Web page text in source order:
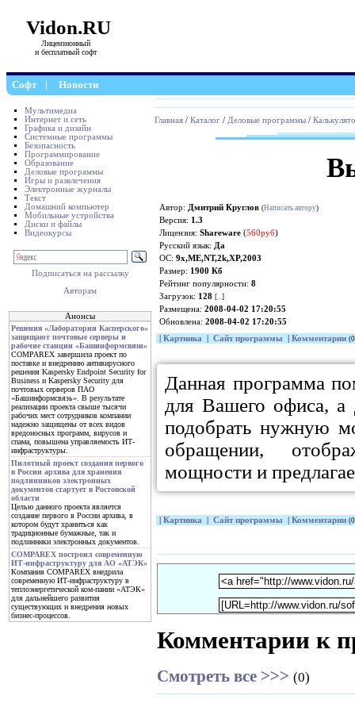
Vidon.RU
Лицензионный
и бесплатный софт
Софт | Новости
Мультимедиа
Интернет и сеть
Графика и дизайн
Системные программы
Безопасность
Программирование
Образование
Деловые программы
Игры и развлечения
Электронные журналы
Текст
Домашний компьютер
Мобильные устройства
Диски и файлы
Видеокурсы
Подписаться на рассылку
Авторам
Анонсы
Решения «Лаборатории Касперского»
защищают почтовые серверы и
рабочие станции «Башинформсвязи»
COMPAREX завершила проект по
поставке и внедрению антивирусного
решения Kaspersky Endpoint Security for
Business и Kaspersky Security для
почтовых серверов ПАО
«Башинформсвязь». В результате
реализации проекта свыше тысячи
рабочих мест сотрудников компании
надежно защищены от всех видов
вредоносных программ, вирусов и
спама, повышена управляемость ИТ-
инфраструктуры.
Пилотный проект создания первого
в России архива для хранения
подлинников электронных
документов стартует в Ростовской
области
Целью данного проекта является
создание первого в России архива, в
котором будут храниться как
традиционные бумажные, так и
подлинники электронных документов.
COMPAREX построил современную
ИТ-инфраструктуру для АО «АТЭК»
Компания COMPAREX внедрила
современную ИТ-инфраструктуру в
теплоэнергетической ком-пании «АТЭК»
для дальнейшего развития
существующих и внедрения новых
бизнес-процессов.
Главная / Каталог / Деловые программы /
Автор: Дмитрий Круглов (Написать автору)
Версия: 1.3
Лицензия: Shareware (560руб)
Русский язык: Да
ОС: 9x,ME,NT,2k,XP,2003
Размер: 1900 Кб
Рейтинг популярности: 8
Загрузок: 128 [...]
Размещена: 2008-04-02 17:20:55
Обновлена: 2008-04-02 17:20:55
Картинка Сайт программы Комментарии
Данная программа
для Вашего офиса, а
подобрать нужную
обращении,
мощности и
Картинка Сайт программы Комментарии
Комментарии к
Смотреть все >>> (0)